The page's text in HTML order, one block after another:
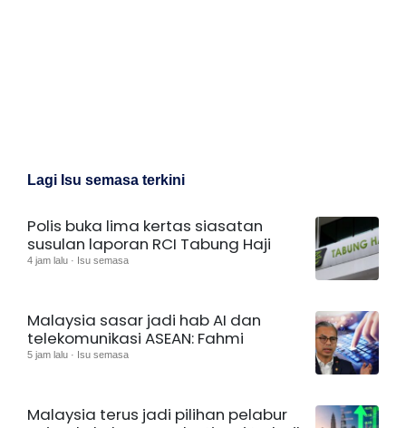
Lagi Isu semasa terkini
Polis buka lima kertas siasatan
susulan laporan RCI Tabung Haji
4 jam lalu · Isu semasa
Malaysia sasar jadi hab AI dan
telekomunikasi ASEAN: Fahmi
5 jam lalu · Isu semasa
Malaysia terus jadi pilihan pelabur